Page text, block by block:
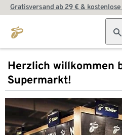
Gratisversand ab 29 € & kostenlose
Herzlich willkommen
Supermarkt!